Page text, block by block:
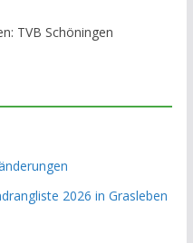
TVB Schöningen
2026 in Grasleben